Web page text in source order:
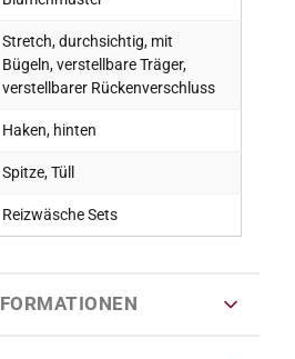
Stretch, durchsichtig, mit
Bügeln, verstellbare Träger,
verstellbarer Rückenverschluss
Haken, hinten
Spitze, Tüll
Reizwäsche Sets